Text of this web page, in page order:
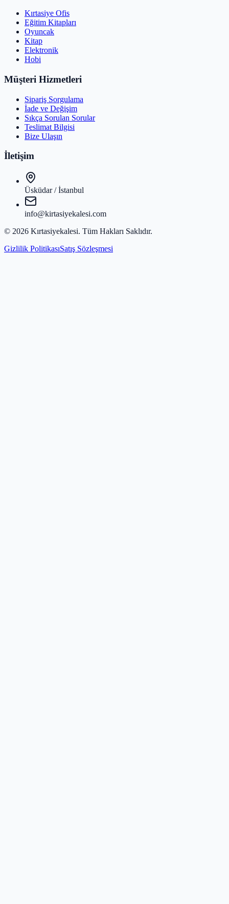
Kırtasiye Ofis
Eğitim Kitapları
Oyuncak
Kitap
Elektronik
Hobi
Müşteri Hizmetleri
Sipariş Sorgulama
İade ve Değişim
Sıkça Sorulan Sorular
Teslimat Bilgisi
Bize Ulaşın
İletişim
Üsküdar / İstanbul
info@kirtasiyekalesi.com
© 2026 Kırtasiyekalesi. Tüm Hakları Saklıdır.
Gizlilik PolitikasıSatış Sözleşmesi